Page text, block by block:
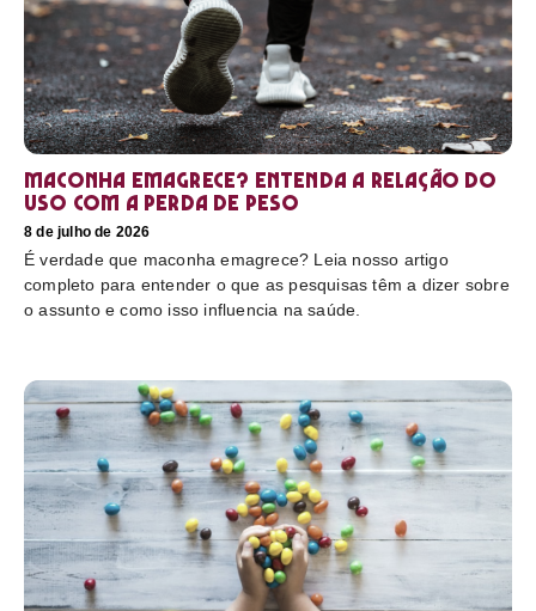
Maconha emagrece? Entenda a relação do
uso com a perda de peso
8 de julho de 2026
É verdade que maconha emagrece? Leia nosso artigo
completo para entender o que as pesquisas têm a dizer sobre
o assunto e como isso influencia na saúde.